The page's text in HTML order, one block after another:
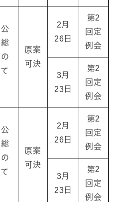
原案
可決
2月
26日
第2
回定
例会
3月
23日
第2
回定
例会
原案
可決
2月
26日
第2
回定
例会
3月
23日
第2
回定
例会